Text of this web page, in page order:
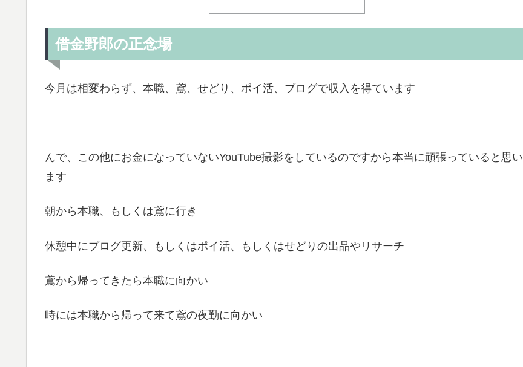
借金野郎の正念場
今月は相変わらず、本職、鳶、せどり、ポイ活、ブログで収入を得ています
んで、この他にお金になっていないYouTube撮影をしているのですから本当に頑張っていると思い
ます
朝から本職、もしくは鳶に行き
休憩中にブログ更新、もしくはポイ活、もしくはせどりの出品やリサーチ
鳶から帰ってきたら本職に向かい
時には本職から帰って来て鳶の夜勤に向かい